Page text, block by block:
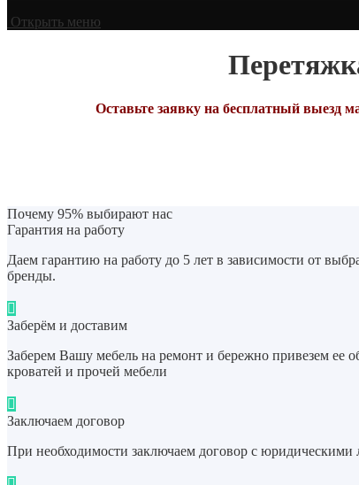
Открыть меню
Оставьте заявку на бесплатный выезд
Почему 95% выбирают нас
Гарантия на работу
Даем гарантию на работу до 5 лет в зависимости от
бренды.
Заберём и доставим
Заберем Вашу мебель на ремонт и бережно привезем ее
кроватей и прочей мебели
Заключаем договор
При необходимости заключаем договор с